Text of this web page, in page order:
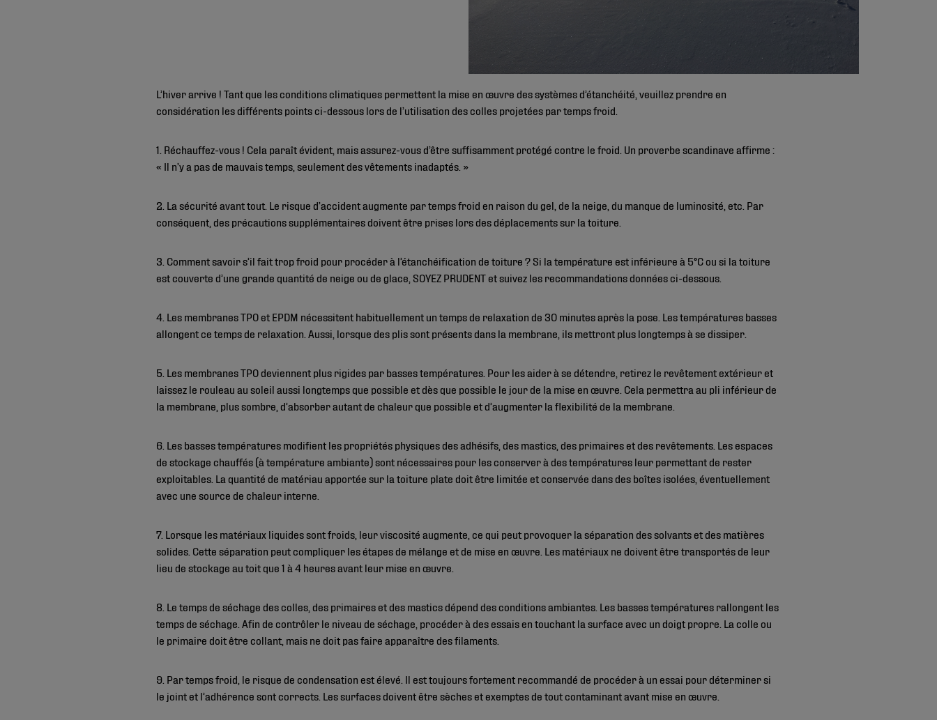
L’hiver arrive ! Tant que les conditions climatiques permettent la mise en œuvre des systèmes d’étanchéité, veuillez prendre en
considération les différents points ci-dessous lors de l’utilisation des colles projetées par temps froid.
1. Réchauffez-vous ! Cela paraît évident, mais assurez-vous d’être suffisamment protégé contre le froid. Un proverbe scandinave affirme :
« Il n’y a pas de mauvais temps, seulement des vêtements inadaptés. »
2. La sécurité avant tout. Le risque d’accident augmente par temps froid en raison du gel, de la neige, du manque de luminosité, etc. Par
conséquent, des précautions supplémentaires doivent être prises lors des déplacements sur la toiture.
3. Comment savoir s’il fait trop froid pour procéder à l’étanchéification de toiture ? Si la température est inférieure à 5°C ou si la toiture
est couverte d’une grande quantité de neige ou de glace, SOYEZ PRUDENT et suivez les recommandations données ci-dessous.
4. Les membranes TPO et EPDM nécessitent habituellement un temps de relaxation de 30 minutes après la pose. Les températures basses
allongent ce temps de relaxation. Aussi, lorsque des plis sont présents dans la membrane, ils mettront plus longtemps à se dissiper.
5. Les membranes TPO deviennent plus rigides par basses températures. Pour les aider à se détendre, retirez le revêtement extérieur et
laissez le rouleau au soleil aussi longtemps que possible et dès que possible le jour de la mise en œuvre. Cela permettra au pli inférieur de
la membrane, plus sombre, d’absorber autant de chaleur que possible et d’augmenter la flexibilité de la membrane.
6. Les basses températures modifient les propriétés physiques des adhésifs, des mastics, des primaires et des revêtements. Les espaces
de stockage chauffés (à température ambiante) sont nécessaires pour les conserver à des températures leur permettant de rester
exploitables. La quantité de matériau apportée sur la toiture plate doit être limitée et conservée dans des boîtes isolées, éventuellement
avec une source de chaleur interne.
7. Lorsque les matériaux liquides sont froids, leur viscosité augmente, ce qui peut provoquer la séparation des solvants et des matières
solides. Cette séparation peut compliquer les étapes de mélange et de mise en œuvre. Les matériaux ne doivent être transportés de leur
lieu de stockage au toit que 1 à 4 heures avant leur mise en œuvre.
8. Le temps de séchage des colles, des primaires et des mastics dépend des conditions ambiantes. Les basses températures rallongent les
temps de séchage. Afin de contrôler le niveau de séchage, procéder à des essais en touchant la surface avec un doigt propre. La colle ou
le primaire doit être collant, mais ne doit pas faire apparaître des filaments.
9. Par temps froid, le risque de condensation est élevé. Il est toujours fortement recommandé de procéder à un essai pour déterminer si
le joint et l’adhérence sont corrects. Les surfaces doivent être sèches et exemptes de tout contaminant avant mise en œuvre.